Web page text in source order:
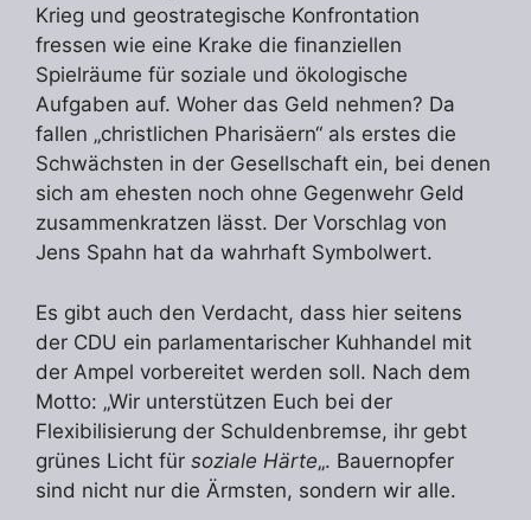
Krieg und geostrategische Konfrontation
fressen wie eine Krake die finanziellen
Spielräume für soziale und ökologische
Aufgaben auf. Woher das Geld nehmen? Da
fallen „christlichen Pharisäern“ als erstes die
Schwächsten in der Gesellschaft ein, bei denen
sich am ehesten noch ohne Gegenwehr Geld
zusammenkratzen lässt. Der Vorschlag von
Jens Spahn hat da wahrhaft Symbolwert.
Es gibt auch den Verdacht, dass hier seitens
der CDU ein parlamentarischer Kuhhandel mit
der Ampel vorbereitet werden soll. Nach dem
Motto: „Wir unterstützen Euch bei der
Flexibilisierung der Schuldenbremse, ihr gebt
grünes Licht für soziale Härte„. Bauernopfer
sind nicht nur die Ärmsten, sondern wir alle.